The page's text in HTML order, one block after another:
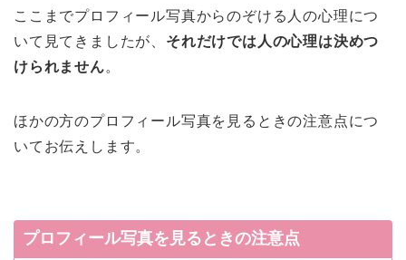
ここまでプロフィール写真からのぞける人の心理につ
いて見てきましたが、 それだけでは人の心理は決めつ
けられません。
ほかの方のプロフィール写真を見るときの注意点につ
いてお伝えします。
プロフィール写真を見るときの注意点